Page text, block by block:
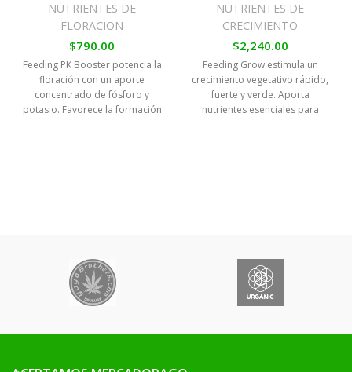
NUTRIENTES DE
FLORACION
$790.00
Feeding PK Booster potencia la
floración con un aporte
concentrado de fósforo y
potasio. Favorece la formación
NUTRIENTES DE
CRECIMIENTO
$2,240.00
Feeding Grow estimula un
crecimiento vegetativo rápido,
fuerte y verde. Aporta
nutrientes esenciales para